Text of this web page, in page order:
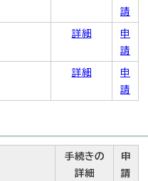
請
詳細
申
請
詳細
申
請
手続きの
詳細
申
請